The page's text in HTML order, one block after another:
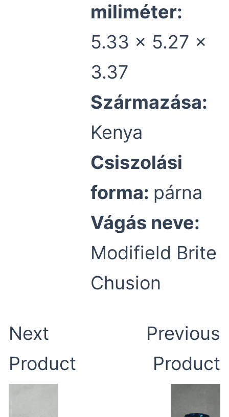
miliméter:
5.33 x 5.27 x
3.37
Származása:
Kenya
Csiszolási
forma: párna
Vágás neve:
Modifield Brite
Chusion
Next
Product
Previous
Product